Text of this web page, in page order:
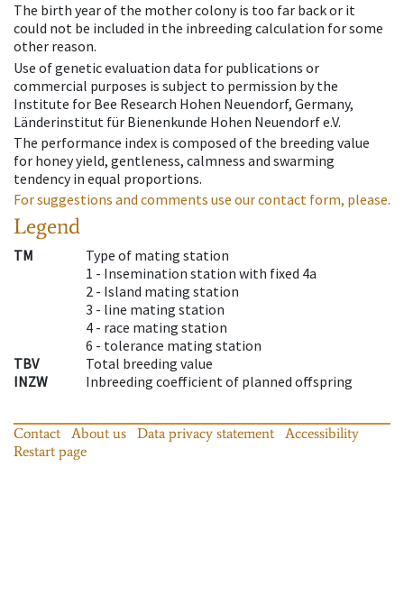
The birth year of the mother colony is too far back or it
could not be included in the inbreeding calculation for some
other reason.
Use of genetic evaluation data for publications or
commercial purposes is subject to permission by the
Institute for Bee Research Hohen Neuendorf, Germany,
Länderinstitut für Bienenkunde Hohen Neuendorf e.V.
The performance index is composed of the breeding value
for honey yield, gentleness, calmness and swarming
tendency in equal proportions.
For suggestions and comments use our contact form, please.
Legend
TM
Type of mating station
1 - Insemination station with fixed 4a
2 - Island mating station
3 - line mating station
4 - race mating station
6 - tolerance mating station
TBV
Total breeding value
INZW
Inbreeding coefficient of planned offspring
Contact About us Data privacy statement
Accessibility
Restart page